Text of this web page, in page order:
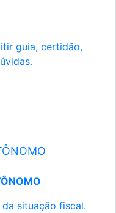
guia, certidão,
situação fiscal.